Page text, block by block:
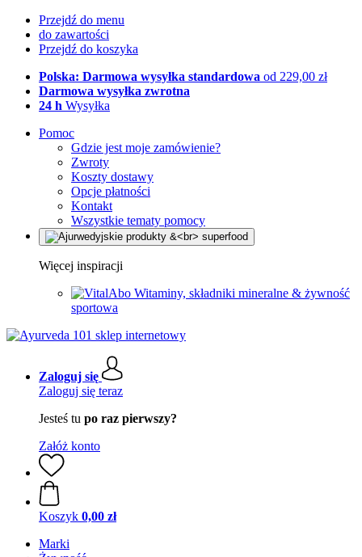
Przejdź do menu
do zawartości
Przejdź do koszyka
Polska: Darmowa wysyłka standardowa od 229,00 zł
Darmowa wysyłka zwrotna
24 h Wysyłka
Pomoc
Gdzie jest moje zamówienie?
Zwroty
Koszty dostawy
Opcje płatności
Kontakt
Wszystkie tematy pomocy
Więcej inspiracji
Witaminy, składniki mineralne & żywność
sportowa
Zaloguj się
Zaloguj się teraz
Jesteś tu po raz pierwszy?
Załóż konto
Koszyk 0,00 zł
Marki